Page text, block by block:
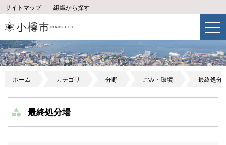
サイトマップ 組織から探す
ホーム カテゴリ 分野 ごみ・環境 最終処分
最終処分場